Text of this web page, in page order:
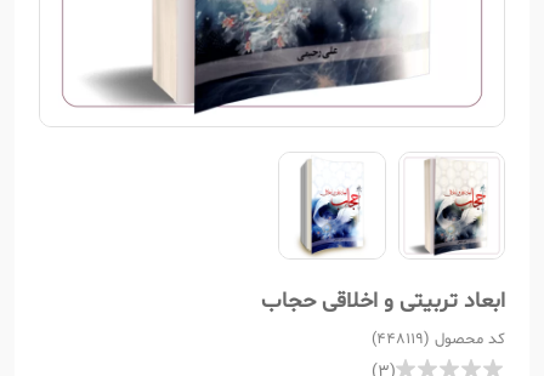
ابعاد تربیتی و اخلاقی حجاب
کد محصول (448119)